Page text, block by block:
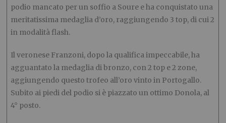
podio mancato per un soffio a Soure e ha conquistato una
meritatissima medaglia d’oro, raggiungendo 3 top, di cui 2
in modalità flash.
Il veronese Franzoni, dopo la qualifica impeccabile, ha
agguantato la medaglia di bronzo, con 2 top e 2 zone,
aggiungendo questo trofeo all’oro vinto in Portogallo.
Subito ai piedi del podio si è piazzato un ottimo Donola, al
4° posto.